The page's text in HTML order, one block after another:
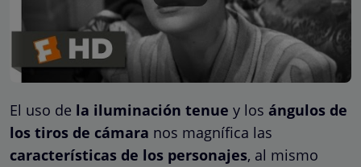
El uso de la iluminación tenue y los ángulos de
los tiros de cámara nos magnífica las
características de los personajes, al mismo